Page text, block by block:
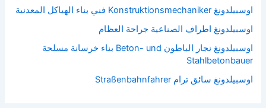
اوسبيلدونغ Konstruktionsmechaniker فني بناء الهياكل المعدنية
اوسبيلدونغ اطراف الصناعية جراحة العظام
اوسبيلدونغ نجار الباطون Beton- und بناء خرسانة مسلحة
Stahlbetonbauer
اوسبيلدونغ سائق ترام Straßenbahnfahrer